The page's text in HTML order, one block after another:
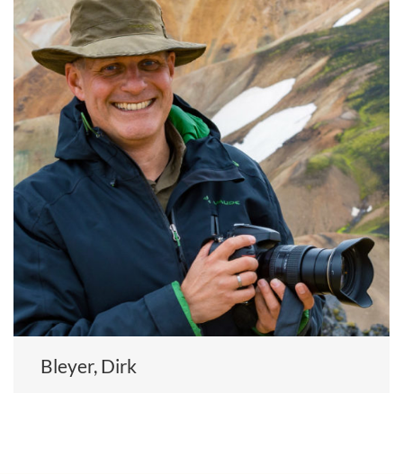
Bleyer, Dirk